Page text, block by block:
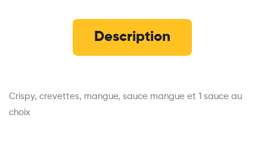
Description
Crispy, crevettes, mangue, sauce mangue et 1 sauce au
choix